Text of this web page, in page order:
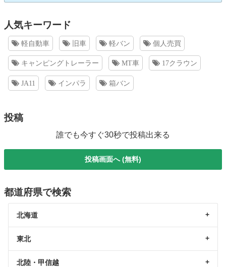
人気キーワード
軽自動車 旧車 軽バン 個人売買
キャンピングトレーラー MT車 17クラウン
JA11 インパラ 箱バン
投稿
誰でも今すぐ30秒で投稿出来る
投稿画面へ (無料)
都道府県で検索
北海道
東北
北陸・甲信越